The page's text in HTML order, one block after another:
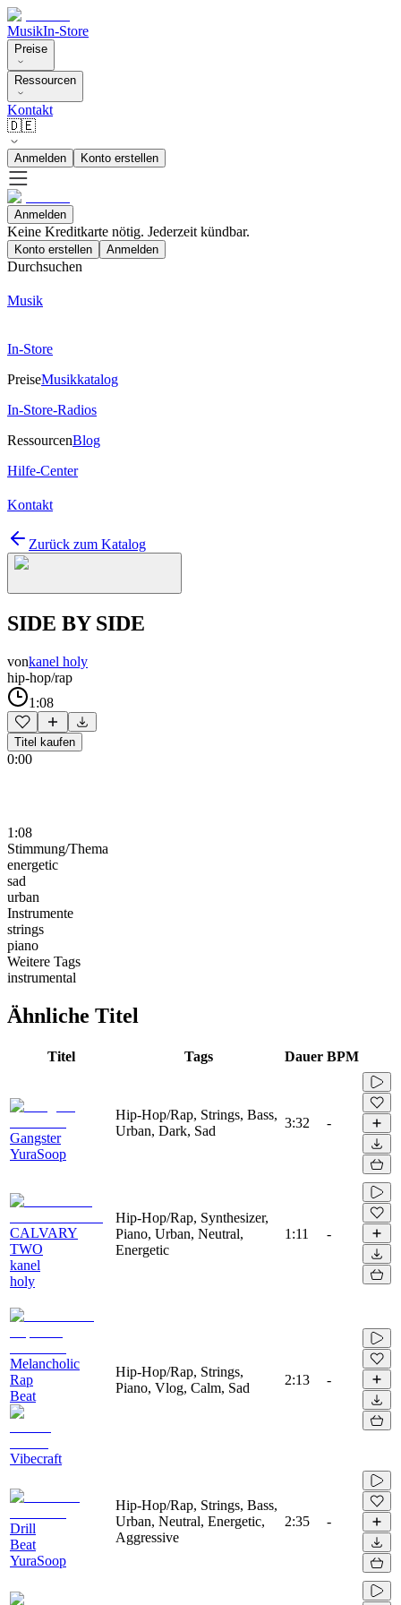
MusikIn-Store
Preise
Ressourcen
Kontakt
🇩🇪
Anmelden Konto erstellen
Anmelden
Keine Kreditkarte nötig. Jederzeit kündbar.
Konto erstellen Anmelden
Durchsuchen
Musik
In-Store
PreiseMusikkatalog
In-Store-Radios
RessourcenBlog
Hilfe-Center
Kontakt
Zurück zum Katalog
SIDE BY SIDE
vonkanel holy
hip-hop/rap
1:08
Titel kaufen
0:00
1:08
Stimmung/Thema
energetic
sad
urban
Instrumente
strings
piano
Weitere Tags
instrumental
Ähnliche Titel
Titel Tags Dauer BPM
Gangster
YuraSoop
Hip-Hop/Rap, Strings, Bass,
Urban, Dark, Sad
3:32 -
CALVARY
TWO
kanel
holy
Hip-Hop/Rap, Synthesizer,
Piano, Urban, Neutral,
Energetic
1:11 -
Melancholic
Rap
Beat
Vibecraft
Hip-Hop/Rap, Strings,
Piano, Vlog, Calm, Sad
2:13 -
Drill
Beat
YuraSoop
Hip-Hop/Rap, Strings, Bass,
Urban, Neutral, Energetic,
Aggressive
2:35 -